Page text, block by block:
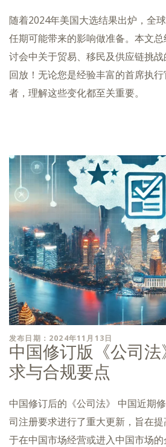
随着2024年美国大选结果出炉，全
任期可能带来的影响做准备。本文
讨会中关于贸易、移民及供应链挑
回放！无论您是经验丰富的首席执
者，理解这些变化都至关重要。
发布日期：2024年11月13日
中国修订版《公司
求与合规要点
中国修订后的《公司法》 中国近期
司注册要求进行了重大更新，旨在
于在中国市场经营或进入中国市场